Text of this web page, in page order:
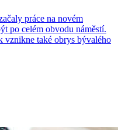
práce na novém
po celém obvodu náměstí.
vznikne také obrys bývalého